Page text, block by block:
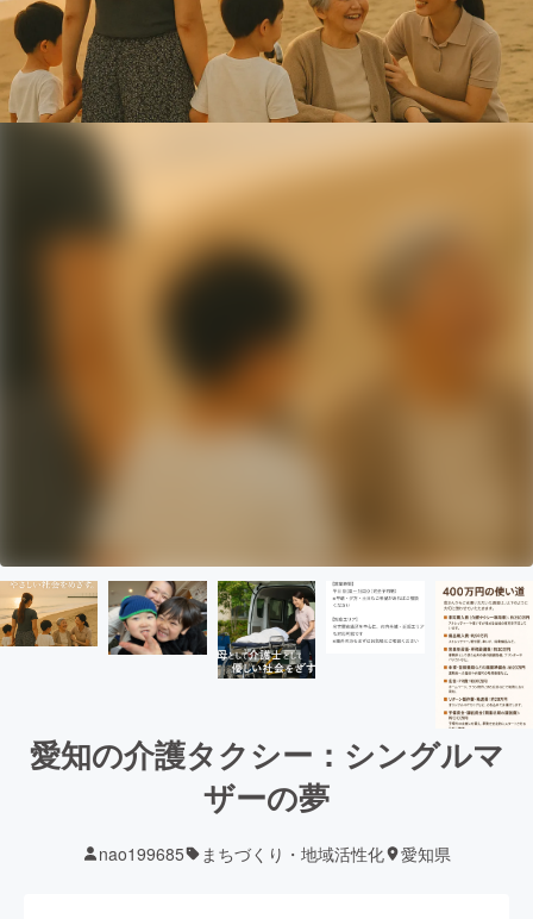
愛知の介護タクシー：シングルマ
ザーの夢
nao199685 まちづくり・地域活性化 愛知県